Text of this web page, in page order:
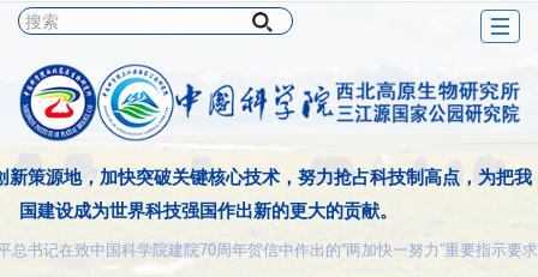
新策源地，加快突破关键核心技术，努力抢占科技制高点，为把我
国建设成为世界科技强国作出新的更大的贡献。
书记在致中国科学院建院70周年贺信中作出的“两加快一努力”重要指示要求